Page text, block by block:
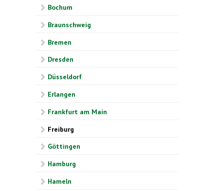
Bochum
Braunschweig
Bremen
Dresden
Düsseldorf
Erlangen
Frankfurt am Main
Freiburg
Göttingen
Hamburg
Hameln